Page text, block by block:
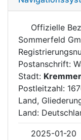
Offizielle
Sommerfeld
Postanschrift:
Stadt:
Postleitzahl:
Land,
Land:
2025-01-20